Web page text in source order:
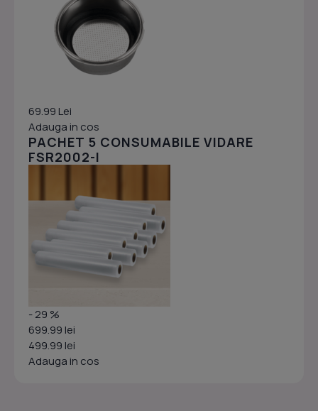
69.99 Lei
Adauga in cos
PACHET 5 CONSUMABILE VIDARE
FSR2002-I
- 29 %
699.99 lei
499.99 lei
Adauga in cos